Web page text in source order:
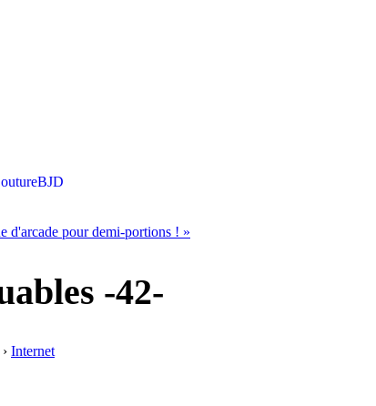
BJD
d'arcade pour demi-portions ! »
-42-
› Internet